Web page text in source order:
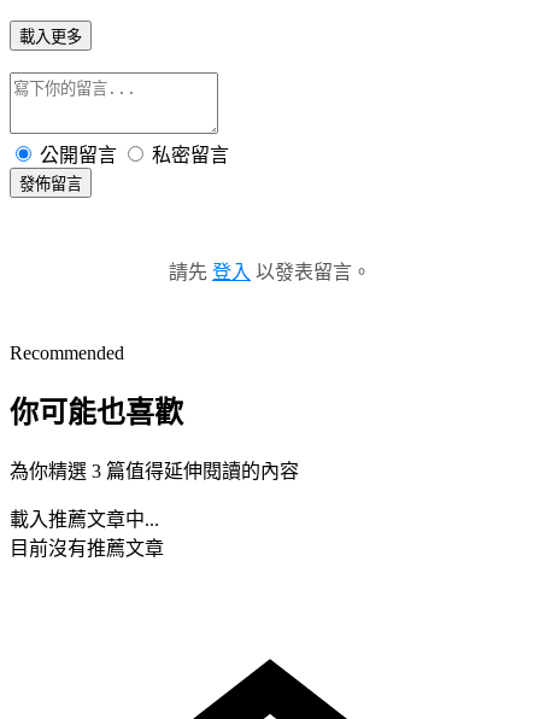
載入更多
公開留言 私密留言
發佈留言
請先 登入 以發表留言。
Recommended
你可能也喜歡
為你精選 3 篇值得延伸閱讀的內容
載入推薦文章中...
目前沒有推薦文章